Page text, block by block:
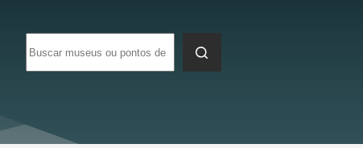
resultados